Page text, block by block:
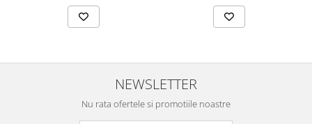
NEWSLETTER
Nu rata ofertele si promotiile noastre